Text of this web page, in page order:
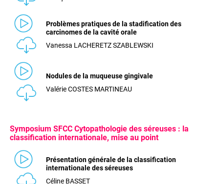
Problèmes pratiques de la stadification des
carcinomes de la cavité orale
Vanessa LACHERETZ SZABLEWSKI
Nodules de la muqueuse gingivale
Valérie COSTES MARTINEAU
Symposium SFCC Cytopathologie des séreuses : la
classification internationale, mise au point
Présentation générale de la classification
internationale des séreuses
Céline BASSET